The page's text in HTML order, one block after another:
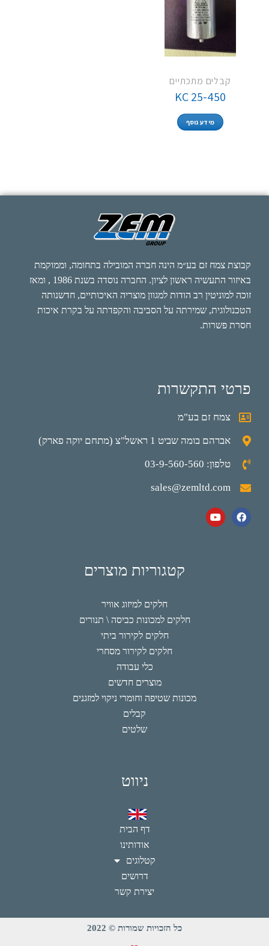
קבלים מתכתיים
KC 25-450
מידע נוסף
קבוצת צמח זם בע״מ הינה חברה המובילה בתחומה, וממוקמת
באיזור התעשיה ראשון לציון. החברה נוסדה בשנת 1986 , ומאז
זוכה למוניטין רב הודות למגוון מוצריה האיכותיים, חדשנותה
הטכנולוגית, שמירתה על הסביבה והקפדתה על בקרת איכות
חסרת פשרות.
פרטי התקשרות
צמח זם בע"מ
אברהם בומה שביט 1 ראשל"צ (מתחם יוקה פארק)
טלפון: 03-9-560-560
sales@zemltd.com
קטגוריות מוצרים
חלקים למיזוג אוויר
חלקים למכונות כביסה \ תנורים
חלקים לקירור ביתי
חלקים לקירור מסחרי
כלי עבודה
מוצרים חדשים
מכונות שטיפה וחומרי ניקוי למזגנים
קבלים
שלטים
ניווט
דף הבית
אודותינו
קטלוגים
דרושים
יצירת קשר
כל הזכויות שמורות © 2022